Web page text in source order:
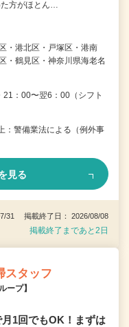
た方がほとん…
・港北区・戸塚区・港南
・鶴見区・神奈川県海老名
：00〜翌6：00（シフト
：警備業法による（例外事
見る
31 掲載終了日： 2026/08/08
掲載終了まであと2日
スタッフ
プ】
1回でもOK！まずは